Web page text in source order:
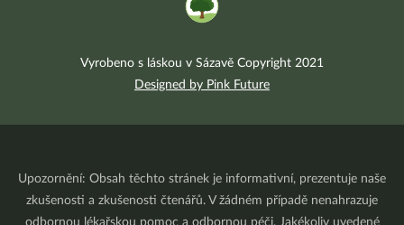
Vyrobeno s láskou v Sázavě Copyright 2021
Designed by Pink Future
Upozornění: Obsah těchto stránek je informativní, prezentuje naše
zkušenosti a zkušenosti čtenářů. V žádném případě nenahrazuje
odbornou lékařskou pomoc a odbornou péči. Jakékoliv uvedené